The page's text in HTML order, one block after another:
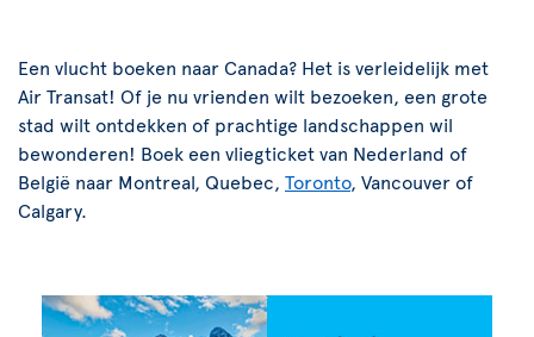
Een vlucht boeken naar Canada? Het is verleidelijk met
Air Transat! Of je nu vrienden wilt bezoeken, een grote
stad wilt ontdekken of prachtige landschappen wil
bewonderen! Boek een vliegticket van Nederland of
België naar Montreal, Quebec, Toronto, Vancouver of
Calgary.